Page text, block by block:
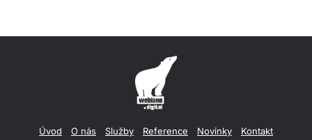
Úvod O nás Služby Reference Novinky Kontakt